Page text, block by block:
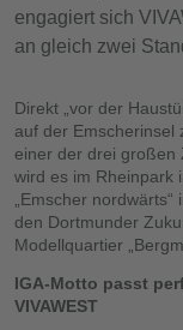
engagiert sich
an gleich zwei
Direkt „vor der
auf der Emscherinsel
einer der drei großen
wird es im Rheinpark
„Emscher
den Dortmunder
Modellquartier
IGA-Motto passt
VIVAWEST